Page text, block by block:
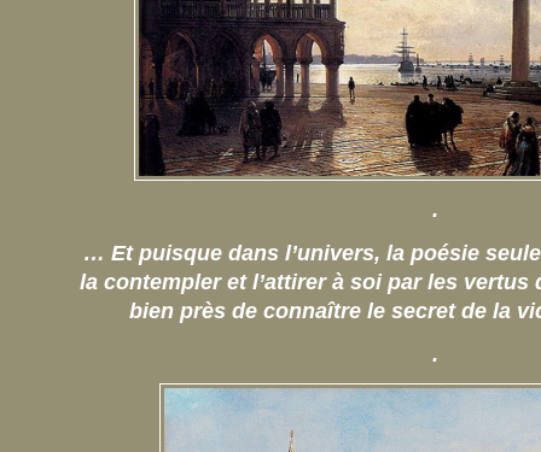
.
… Et puisque dans l’univers, la poésie
la contempler et l’attirer à soi par les vertus
bien près de connaître le secret de la
.